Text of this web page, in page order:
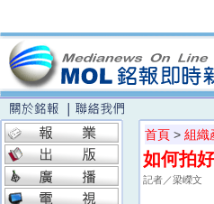
首頁 > 組織
如何拍
記者／梁嶸文